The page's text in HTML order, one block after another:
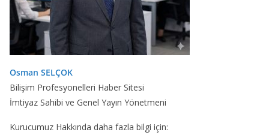
Osman SELÇOK
Bilişim Profesyonelleri Haber Sitesi
İmtiyaz Sahibi ve Genel Yayın Yönetmeni
Kurucumuz Hakkında daha fazla bilgi için: